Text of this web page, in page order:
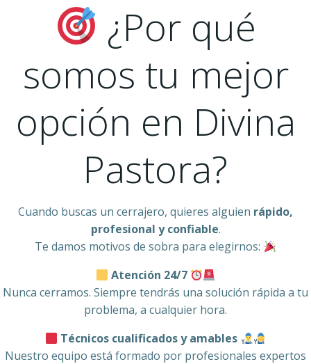
¿Por qué
somos tu mejor
opción en Divina
Pastora?
Cuando buscas un cerrajero, quieres alguien rápido,
profesional y confiable.
Te damos motivos de sobra para elegirnos:
Atención 24/7
Nunca cerramos. Siempre tendrás una solución rápida a tu
problema, a cualquier hora.
Técnicos cualificados y amables
Nuestro equipo está formado por profesionales expertos